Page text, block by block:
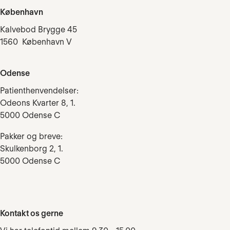
København
Kalvebod Brygge 45
1560 København V
Odense
Patienthenvendelser:
Odeons Kvarter 8, 1.
5000 Odense C
Pakker og breve:
Skulkenborg 2, 1.
5000 Odense C
Kontakt os gerne